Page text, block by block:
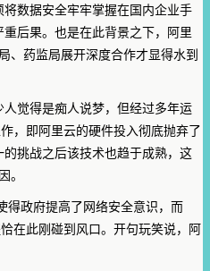
数据安全牢牢掌握在国内企业手
后果。也是在此背景之下，阿里
、药监局展开深度合作才显得水到
人觉得是痴人说梦，但经过多年运
，即阿里云的硬件投入彻底抛弃了
挑战之后该技术也趋于成熟，这
。
得政府提高了网络安全意识，而
在此刚碰到风口。开句玩笑说，阿